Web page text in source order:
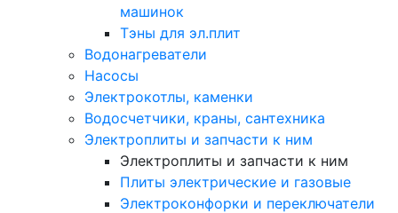
машинок
Тэны для эл.плит
Водонагреватели
Насосы
Электрокотлы, каменки
Водосчетчики, краны, сантехника
Электроплиты и запчасти к ним
Электроплиты и запчасти к ним
Плиты электрические и газовые
Электроконфорки и переключатели